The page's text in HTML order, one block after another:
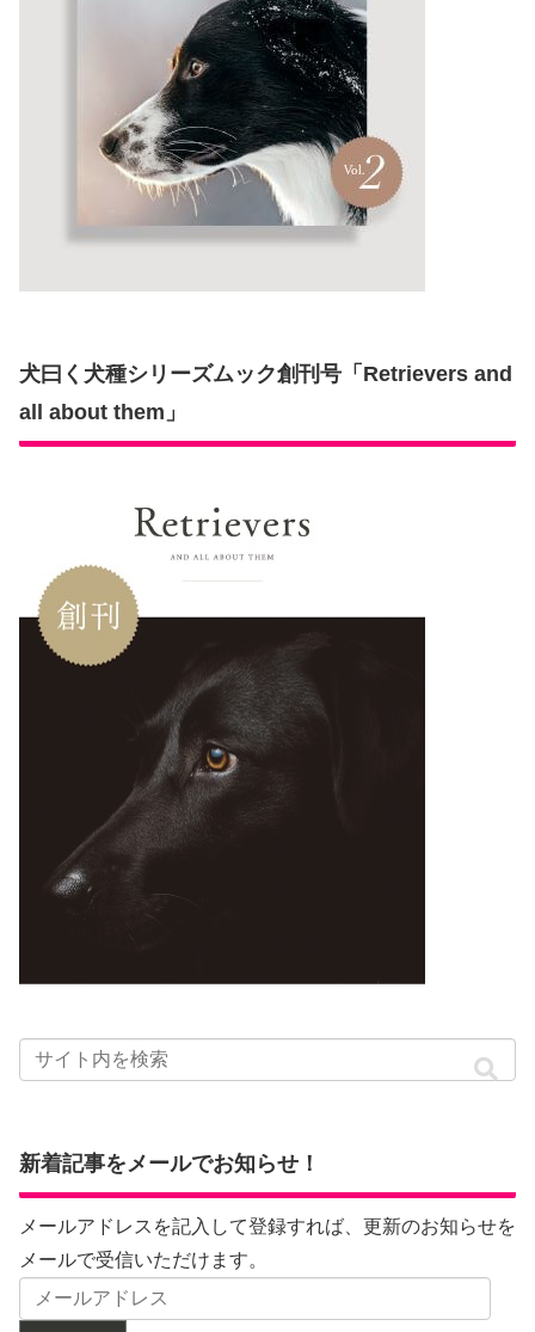
犬曰く犬種シリーズムック創刊号「Retrievers and
all about them」
新着記事をメールでお知らせ！
メールアドレスを記入して登録すれば、更新のお知らせを
メールで受信いただけます。